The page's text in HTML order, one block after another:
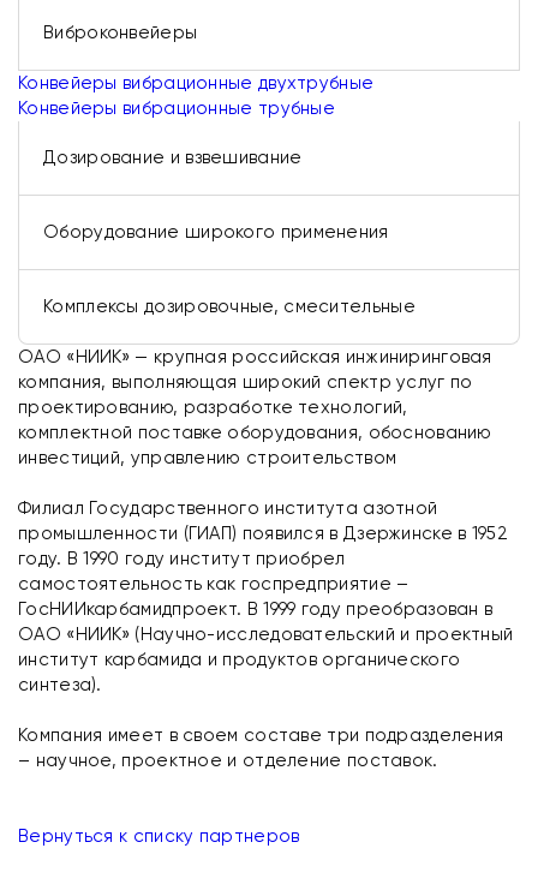
Виброконвейеры
Конвейеры вибрационные двухтрубные
Конвейеры вибрационные трубные
Дозирование и взвешивание
Оборудование широкого применения
Комплексы дозировочные, смесительные
ОАО «НИИК» — крупная российская инжиниринговая
компания, выполняющая широкий спектр услуг по
проектированию, разработке технологий,
комплектной поставке оборудования, обоснованию
инвестиций, управлению строительством
Филиал Государственного института азотной
промышленности (ГИАП) появился в Дзержинске в 1952
году. В 1990 году институт приобрел
самостоятельность как госпредприятие –
ГосНИИкарбамидпроект. В 1999 году преобразован в
ОАО «НИИК» (Научно-исследовательский и проектный
институт карбамида и продуктов органического
синтеза).
Компания имеет в своем составе три подразделения
– научное, проектное и отделение поставок.
Вернуться к списку партнеров